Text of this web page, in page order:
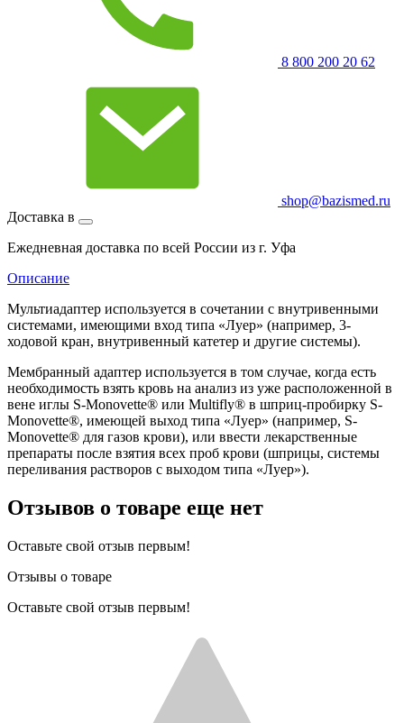
8 800 200 20 62
shop@bazismed.ru
Доставка в
Ежедневная доставка по всей России из г. Уфа
Описание
Мультиадаптер используется в сочетании с внутривенными
системами, имеющими вход типа «Луер» (например, 3-
ходовой кран, внутривенный катетер и другие системы).
Мембранный адаптер используется в том случае, когда есть
необходимость взять кровь на анализ из уже расположенной в
вене иглы S-Monovette® или Multifly® в шприц-пробирку S-
Monovette®, имеющей выход типа «Луер» (например, S-
Monovette® для газов крови), или ввести лекарственные
препараты после взятия всех проб крови (шприцы, системы
переливания растворов с выходом типа «Луер»).
Отзывов о товаре еще нет
Оставьте свой отзыв первым!
Отзывы о товаре
Оставьте свой отзыв первым!